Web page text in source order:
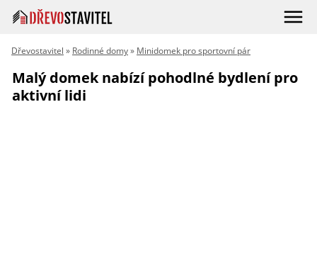
Dřevostavitel » Rodinné domy» Minidomek pro sportovní pár
Malý domek nabízí pohodlné bydlení pro
aktivní lidi